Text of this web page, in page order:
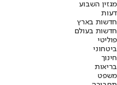
מגזין השבוע
דעות
חדשות בארץ
חדשות בעולם
פוליטי
ביטחוני
חינוך
בריאות
משפט